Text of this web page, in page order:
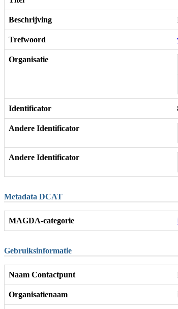
Beschrijving
Trefwoord
Organisatie
Identificator
Andere Identificator
Andere Identificator
Metadata DCAT
MAGDA-categorie
Gebruiksinformatie
Naam Contactpunt
Organisatienaam